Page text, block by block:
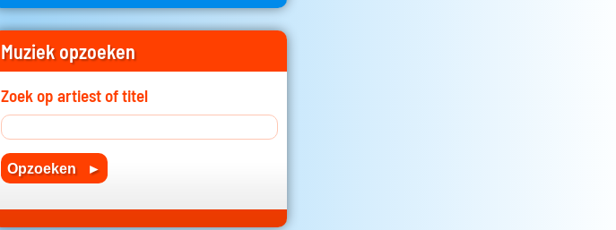
Muziek opzoeken
Zoek op artiest of titel